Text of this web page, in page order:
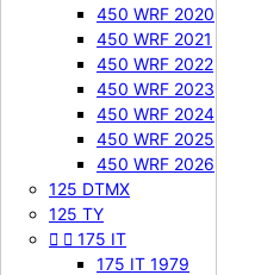
450 WRF 2020
450 WRF 2021
450 WRF 2022
450 WRF 2023
450 WRF 2024
450 WRF 2025
450 WRF 2026
125 DTMX
125 TY
  175 IT
175 IT 1979